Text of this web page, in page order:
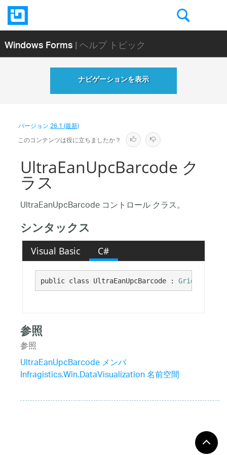
Windows Forms| ヘルプ トピック
ナビゲーションを表示
バージョン26.1 (最新)
このコンテンツは役に立ちましたか？
UltraEanUpcBarcode ク
ラス
UltraEanUpcBarcode コントロール クラス。
シンタックス
Visual Basic C#
public class UltraEanUpcBarcode :
参照
参照
UltraEanUpcBarcode メンバ
Infragistics.Win.DataVisualization 名前空間